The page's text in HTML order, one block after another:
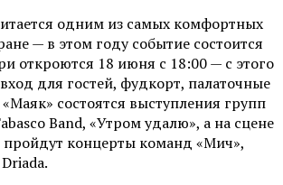
одним из самых комфортных
— в этом году событие состоится
откроются 18 июня с 18:00 — с этого
для гостей, фудкорт, палаточные
состоятся выступления групп
Band, «Утром удалю», а на сцене
пройдут концерты команд «Мич»,